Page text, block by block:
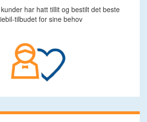
har hatt tillit og bestilt det beste
tilbudet for sine behov